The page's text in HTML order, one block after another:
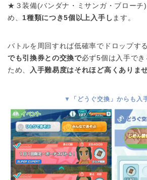
★３装備(バンダナ・ミサンガ・ブローチ
め、 1種類につき5個以上入手し ます。
バトルを周回すれば低確率でドロップする
でも引換券との交換で必ず5個は入手で
ため、
入手難易度はそれほど高くありませ
▼「どうぐ交換」からも入